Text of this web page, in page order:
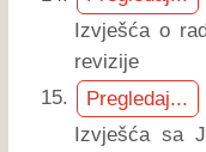
Izvješća o
revizije
Pregledaj...
Izvješća sa